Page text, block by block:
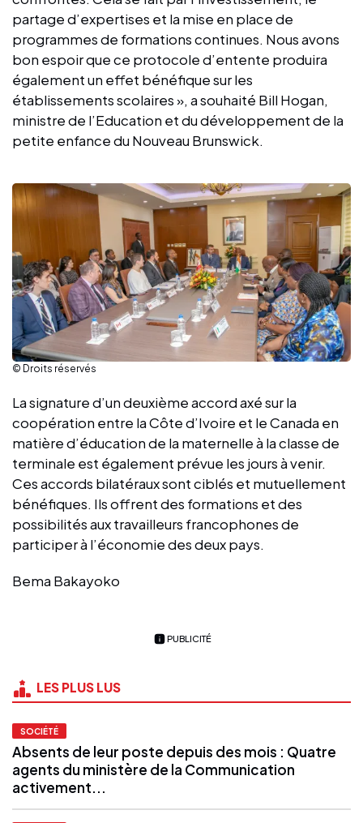
partage d’expertises et la mise en place de
programmes de formations continues. Nous avons
bon espoir que ce protocole d’entente produira
également un effet bénéfique sur les
établissements scolaires », a souhaité Bill Hogan,
ministre de l’Education et du développement de la
petite enfance du Nouveau Brunswick.
© Droits réservés
La signature d’un deuxième accord axé sur la
coopération entre la Côte d’Ivoire et le Canada en
matière d’éducation de la maternelle à la classe de
terminale est également prévue les jours à venir.
Ces accords bilatéraux sont ciblés et mutuellement
bénéfiques. Ils offrent des formations et des
possibilités aux travailleurs francophones de
participer à l’économie des deux pays.
Bema Bakayoko
PUBLICITÉ
LES PLUS LUS
SOCIÉTÉ
Absents de leur poste depuis des mois : Quatre
agents du ministère de la Communication
activement...